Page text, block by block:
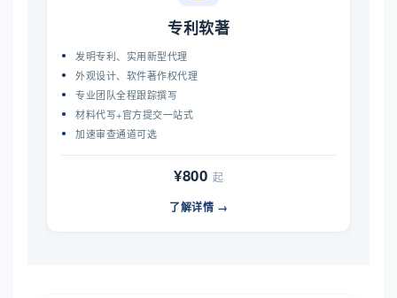
专利软著
发明专利、实用新型代理
外观设计、软件著作权代理
专业团队全程跟踪撰写
材料代写+官方提交一站式
加速审查通道可选
¥800 起
了解详情 →